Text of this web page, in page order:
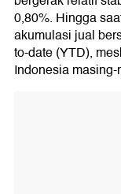
0,80%. Hingga
akumulasi jual
to-date (YTD),
Indonesia